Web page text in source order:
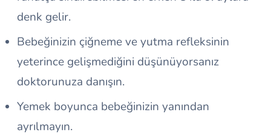
denk gelir.
Bebeğinizin çiğneme ve yutma refleksinin
yeterince gelişmediğini düşünüyorsanız
doktorunuza danışın.
Yemek boyunca bebeğinizin yanından
ayrılmayın.